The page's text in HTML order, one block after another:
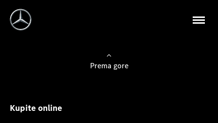
Prema gore
Kupite online